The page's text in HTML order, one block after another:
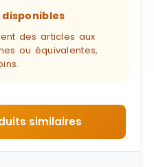
des articles aux
ou équivalentes,
similaires